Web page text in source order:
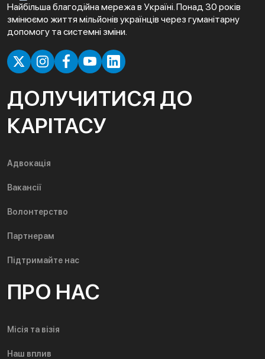
Найбільша благодійна мережа в Україні. Понад 30 років
змінюємо життя мільйонів українців через гуманітарну
допомогу та системні зміни.
ДОЛУЧИТИСЯ ДО
КАРІТАСУ
Адвокація
Вакансії
Волонтерство
Партнерам
Підтримайте нас
ПРО НАС
Місія та візія
Наш вплив